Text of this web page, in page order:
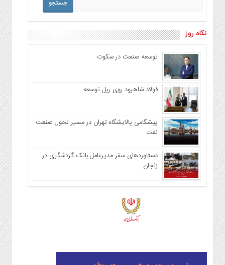
نگاه روز
توسعه صنعت در سکوت
فولاد شاهرود روی ریل توسعه
پیشگامی پالایشگاه تهران در مسیر تحول صنعت
نفت
دستاوردهای سفر مدیرعامل بانک گردشگری در
زنجان